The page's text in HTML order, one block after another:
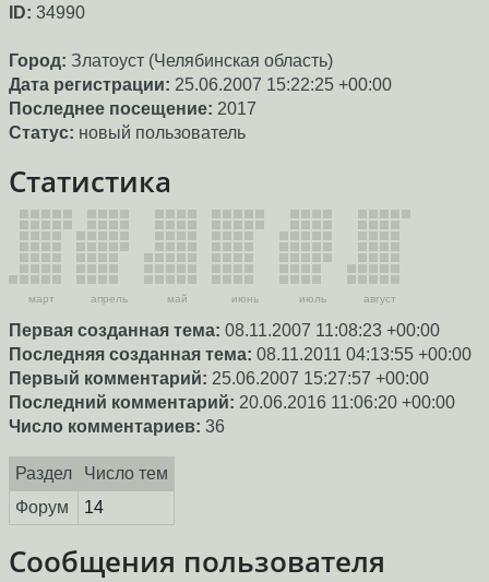
ID: 34990
Город: Златоуст (Челябинская область)
Дата регистрации: 25.06.2007 15:22:25 +00:00
Последнее посещение: 2017
Статус: новый пользователь
Статистика
март апрель май июнь июль август
Первая созданная тема: 08.11.2007 11:08:23 +00:00
Последняя созданная тема: 08.11.2011 04:13:55 +00:00
Первый комментарий: 25.06.2007 15:27:57 +00:00
Последний комментарий: 20.06.2016 11:06:20 +00:00
Число комментариев: 36
Раздел
Число тем
Форум
14
Сообщения пользователя